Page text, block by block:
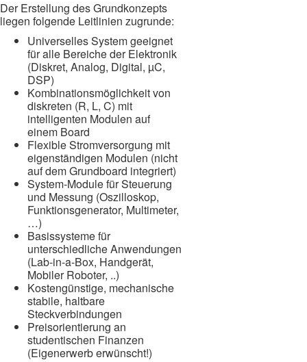
Der Erstellung des Grundkonzepts
liegen folgende Leitlinien zugrunde:
Universelles System geeignet
für alle Bereiche der Elektronik
(Diskret, Analog, Digital, µC,
DSP)
Kombinationsmöglichkeit von
diskreten (R, L, C) mit
intelligenten Modulen auf
einem Board
Flexible Stromversorgung mit
eigenständigen Modulen (nicht
auf dem Grundboard integriert)
System-Module für Steuerung
und Messung (Oszilloskop,
Funktionsgenerator, Multimeter,
…)
Basissysteme für
unterschiedliche Anwendungen
(Lab-in-a-Box, Handgerät,
Mobiler Roboter, ..)
Kostengünstige, mechanische
stabile, haltbare
Steckverbindungen
Preisorientierung an
studentischen Finanzen
(Eigenerwerb erwünscht!)